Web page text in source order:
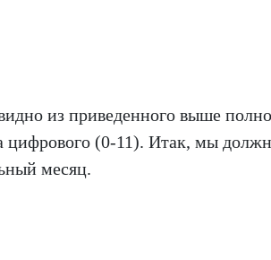
из приведенного выше
цифрового (0-11). Итак, мы
месяц.